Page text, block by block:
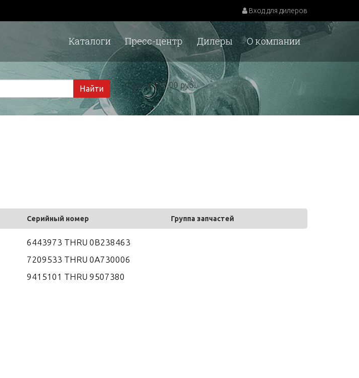
Вход для дилеров
О компании
Дилеры
Пресс-центр
Каталоги
Найти 1 у.е. = 100,00 руб.
Серийный номер Группа запчастей
6443973 THRU 0B238463
7209533 THRU 0A730006
9415101 THRU 9507380